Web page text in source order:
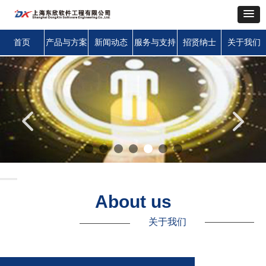
넳 넲
首页 产品与方案 新闻动态 服务与支持 招贤纳士 关于我们
About us
关于我们